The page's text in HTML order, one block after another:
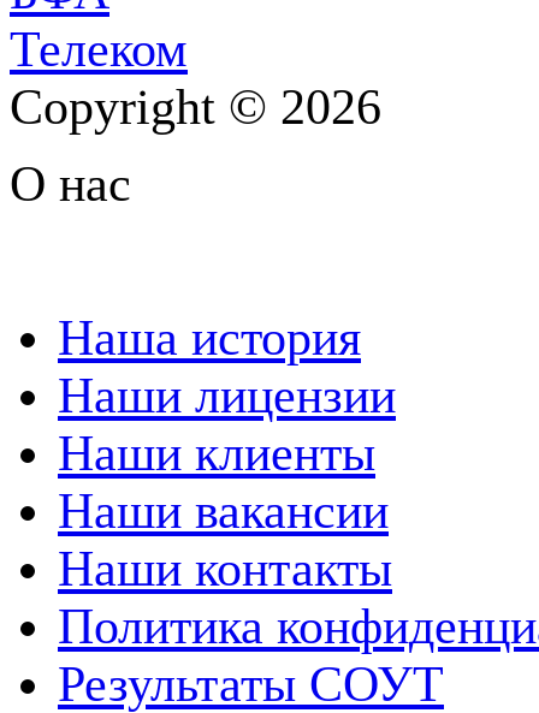
Copyright © 2026
О нас
Наша история
Наши лицензии
Наши клиенты
Наши вакансии
Наши контакты
Политика
Результаты СОУТ